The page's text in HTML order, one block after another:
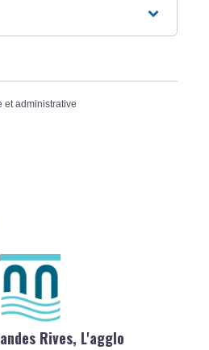
et administrative
Rives, L'agglo